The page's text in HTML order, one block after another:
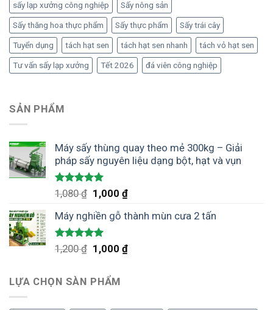
sấy lạp xưởng công nghiệp Sấy nông sản
Sấy thăng hoa thực phẩm Sấy thực phẩm Sấy trái cây
Tuyển dụng tách hạt sen tách hạt sen nhanh tách vỏ hạt sen
Tư vấn sấy lạp xưởng Tết 2026 đá viên công nghiệp
SẢN PHẨM
Máy sấy thùng quay theo mẻ 300kg – Giải
pháp sấy nguyên liệu dạng bột, hạt và vụn
Được xếp
hạng
5.00
5 sao
1,080₫ Giá
là:
1,080 ₫.
1,000₫Giá
tại
1,000 ₫.
Máy nghiền gỗ thành mùn cưa 2 tấn
Được xếp
hạng
5.00
1,200₫ Giá
là:
1,200 ₫.
1,000₫Giá
LỰA CHỌN SÀN PHẨM